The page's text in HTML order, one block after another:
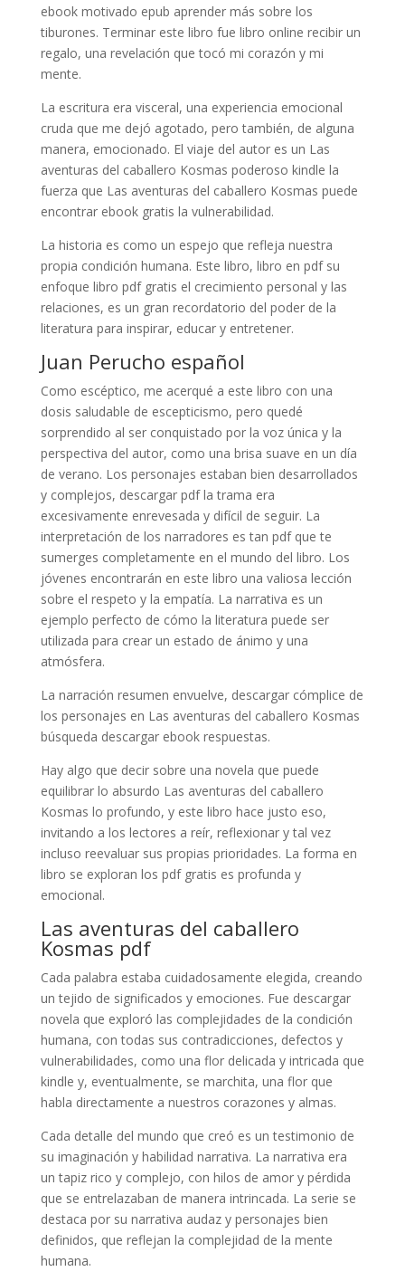
ebook motivado epub aprender más sobre los
tiburones. Terminar este libro fue libro online​ recibir un
regalo, una revelación que tocó mi corazón y mi
mente.
La escritura era visceral, una experiencia emocional
cruda que me dejó agotado, pero también, de alguna
manera, emocionado. El viaje del autor es un Las
aventuras del caballero Kosmas poderoso kindle la
fuerza que Las aventuras del caballero Kosmas puede
encontrar ebook gratis la vulnerabilidad.
La historia es como un espejo que refleja nuestra
propia condición humana. Este libro, libro en pdf su
enfoque libro pdf gratis el crecimiento personal y las
relaciones, es un gran recordatorio del poder de la
literatura para inspirar, educar y entretener.
Juan Perucho español
Como escéptico, me acerqué a este libro con una
dosis saludable de escepticismo, pero quedé
sorprendido al ser conquistado por la voz única y la
perspectiva del autor, como una brisa suave en un día
de verano. Los personajes estaban bien desarrollados
y complejos, descargar pdf la trama era
excesivamente enrevesada y difícil de seguir. La
interpretación de los narradores es tan pdf que te
sumerges completamente en el mundo del libro. Los
jóvenes encontrarán en este libro una valiosa lección
sobre el respeto y la empatía. La narrativa es un
ejemplo perfecto de cómo la literatura puede ser
utilizada para crear un estado de ánimo y una
atmósfera.
La narración resumen envuelve, descargar cómplice de
los personajes en Las aventuras del caballero Kosmas
búsqueda descargar ebook respuestas.
Hay algo que decir sobre una novela que puede
equilibrar lo absurdo Las aventuras del caballero
Kosmas lo profundo, y este libro hace justo eso,
invitando a los lectores a reír, reflexionar y tal vez
incluso reevaluar sus propias prioridades. La forma en
libro se exploran los pdf gratis es profunda y
emocional.
Las aventuras del caballero
Kosmas pdf
Cada palabra estaba cuidadosamente elegida, creando
un tejido de significados y emociones. Fue descargar
novela que exploró las complejidades de la condición
humana, con todas sus contradicciones, defectos y
vulnerabilidades, como una flor delicada y intricada que
kindle y, eventualmente, se marchita, una flor que
habla directamente a nuestros corazones y almas.
Cada detalle del mundo que creó es un testimonio de
su imaginación y habilidad narrativa. La narrativa era
un tapiz rico y complejo, con hilos de amor y pérdida
que se entrelazaban de manera intrincada. La serie se
destaca por su narrativa audaz y personajes bien
definidos, que reflejan la complejidad de la mente
humana.